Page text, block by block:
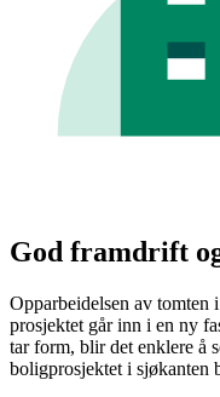
God framdrift
Opparbeidelsen av
prosjektet går inn i en ny
tar form, blir det enklere å
boligprosjektet i sjøkanten